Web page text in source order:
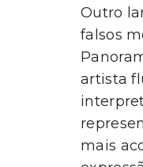
Outro
falsos
artista
mais